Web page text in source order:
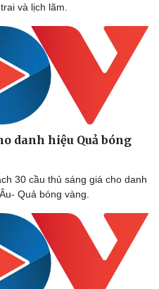
và lịch lãm.
danh hiệu Quả bóng
30 cầu thủ sáng giá cho danh
Quả bóng vàng.